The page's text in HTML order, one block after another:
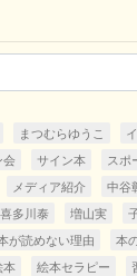
まつむらゆうこ
会 サイン本 スポ
メディア紹介 中谷
喜多川泰 増山実
が読めない理由 本
本 絵本セラピー